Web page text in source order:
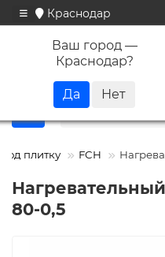
Краснодар
Ваш город —
Краснодар?
плитку FCH
Нагревательный
80-0,5